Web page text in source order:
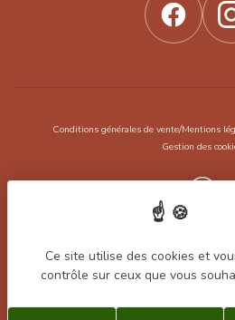
Conditions générales de vente/Mentions
Gestion des
Réalisation
Ce site utilise des cookies et
contrôle sur ceux que vous